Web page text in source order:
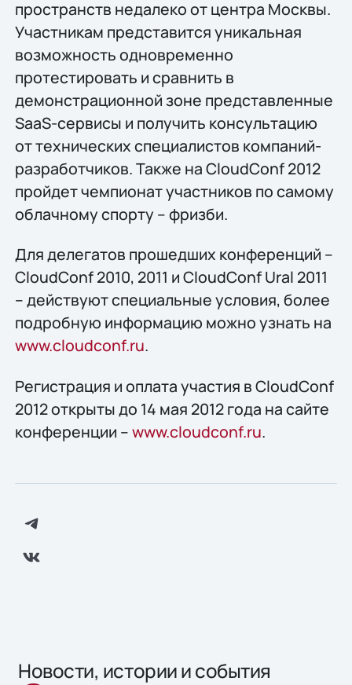
пространств недалеко от центра Москвы.
Участникам представится уникальная
возможность одновременно
протестировать и сравнить в
демонстрационной зоне представленные
SaaS-сервисы и получить консультацию
от технических специалистов компаний-
разработчиков. Также на CloudConf 2012
пройдет чемпионат участников по самому
облачному спорту – фризби.
Для делегатов прошедших конференций –
CloudConf 2010, 2011 и CloudConf Ural 2011
– действуют специальные условия, более
подробную информацию можно узнать на
www.cloudconf.ru.
Регистрация и оплата участия в CloudConf
2012 открыты до 14 мая 2012 года на сайте
конференции –www.cloudconf.ru.
Новости, истории и события